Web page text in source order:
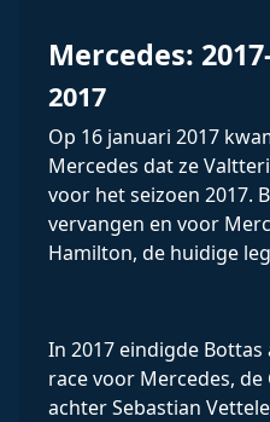
Mercedes:
2017
Op 16 januari 2017
Mercedes dat ze
voor het seizoen 2017.
vervangen en voor
Hamilton, de huidige
In 2017 eindigde
race voor Mercedes,
achter Sebastian